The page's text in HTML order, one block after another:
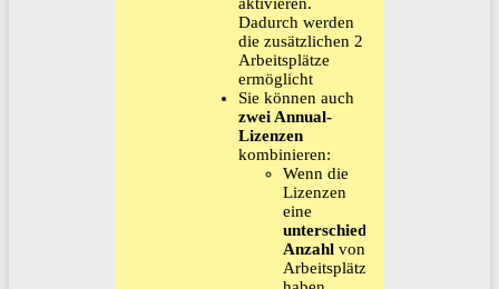
aktivieren.
Dadurch werden
die zusätzlichen 2
Arbeitsplätze
ermöglicht
Sie können auch
zwei Annual-
Lizenzen
kombinieren:
Wenn die
Lizenzen
eine
unterschiedliche
Anzahl von
Arbeitsplätzen